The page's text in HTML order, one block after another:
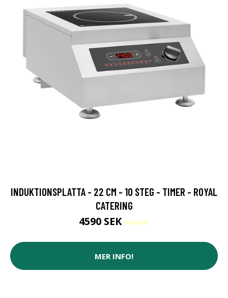
INDUKTIONSPLATTA - 22 CM - 10 STEG - TIMER - ROYAL
CATERING
4590 SEK5390 SEK
MER INFO!